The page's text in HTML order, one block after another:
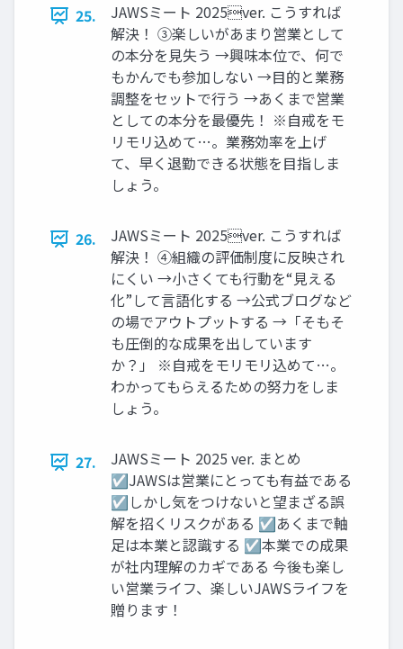
25.
JAWSミート 2025ver. こうすれば
解決！ ③楽しいがあまり営業として
の本分を⾒失う →興味本位で、何で
もかんでも参加しない →⽬的と業務
調整をセットで⾏う →あくまで営業
としての本分を最優先！ ※⾃戒をモ
リモリ込めて…。業務効率を上げ
て、早く退勤できる状態を⽬指しま
しょう。
26.
JAWSミート 2025ver. こうすれば
解決！ ④組織の評価制度に反映され
にくい →⼩さくても⾏動を“⾒える
化”して⾔語化する →公式ブログなど
の場でアウトプットする →「そもそ
も圧倒的な成果を出しています
か？」 ※⾃戒をモリモリ込めて…。
わかってもらえるための努⼒をしま
しょう。
27.
JAWSミート 2025 ver. まとめ
☑JAWSは営業にとっても有益である
☑しかし気をつけないと望まざる誤
解を招くリスクがある ☑あくまで軸
足は本業と認識する ☑本業での成果
が社内理解のカギである 今後も楽し
い営業ライフ、楽しいJAWSライフを
贈ります！